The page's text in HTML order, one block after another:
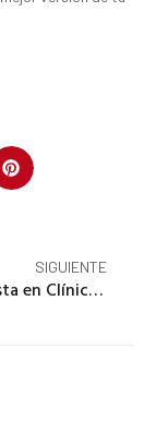
SIGUIENTE
Recepcionista en Clínica Dental: Cómo crear una experiencia única para el paciente